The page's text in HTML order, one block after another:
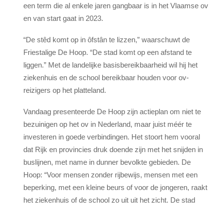
een term die al enkele jaren gangbaar is in het Vlaamse ov
en van start gaat in 2023.
“De stêd komt op in ôfstân te lizzen,” waarschuwt de
Friestalige De Hoop. “De stad komt op een afstand te
liggen.” Met de landelijke basisbereikbaarheid wil hij het
ziekenhuis en de school bereikbaar houden voor ov-
reizigers op het platteland.
Vandaag presenteerde De Hoop zijn actieplan om niet te
bezuinigen op het ov in Nederland, maar juist méér te
investeren in goede verbindingen. Het stoort hem vooral
dat Rijk en provincies druk doende zijn met het snijden in
buslijnen, met name in dunner bevolkte gebieden. De
Hoop: “Voor mensen zonder rijbewijs, mensen met een
beperking, met een kleine beurs of voor de jongeren, raakt
het ziekenhuis of de school zo uit uit het zicht. De stad